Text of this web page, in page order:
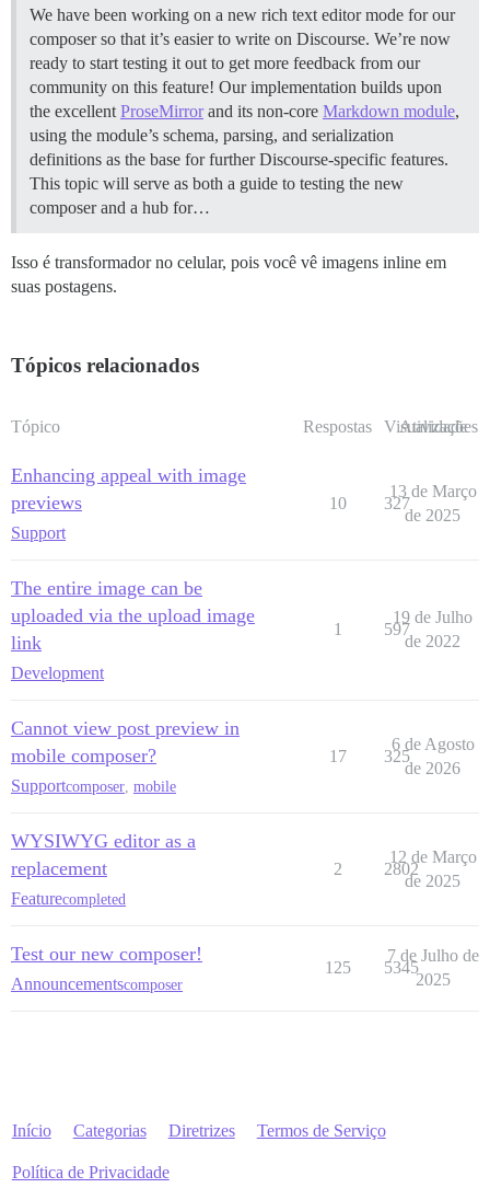
We have been working on a new rich text editor mode for our
composer so that it’s easier to write on Discourse. We’re now
ready to start testing it out to get more feedback from our
community on this feature! Our implementation builds upon
the excellent ProseMirrorand its non-core Markdown module,
using the module’s schema, parsing, and serialization
definitions as the base for further Discourse-specific features.
This topic will serve as both a guide to testing the new
composer and a hub for…
Isso é transformador no celular, pois você vê imagens inline em
suas postagens.
Tópicos relacionados
Tópico Respostas Visualizações
Atividade
Enhancing appeal with image
previews
Support
10 327
13 de Março
de 2025
The entire image can be
uploaded via the upload image
link
Development
1 597
19 de Julho
de 2022
Cannot view post preview in
mobile composer?
Supportcomposer mobile
17 325
6 de Agosto
de 2026
WYSIWYG editor as a
replacement
Featurecompleted
2 2802
12 de Março
de 2025
Test our new composer!
Announcementscomposer
125 5345
7 de Julho de
2025
Início Categorias Diretrizes Termos de Serviço
Política de Privacidade